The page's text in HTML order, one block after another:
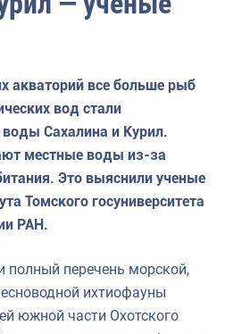
литература
акваторий все больше рыб
вод стали
Сахалина и Курил.
местные воды из-за
Это выяснили ученые
Томского госуниверситета
РАН.
полный перечень морской,
ихтиофауны
южной части Охотского